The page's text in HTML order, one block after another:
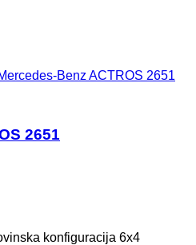
Benz ACTROS 2651
2651
konfiguracija 6x4